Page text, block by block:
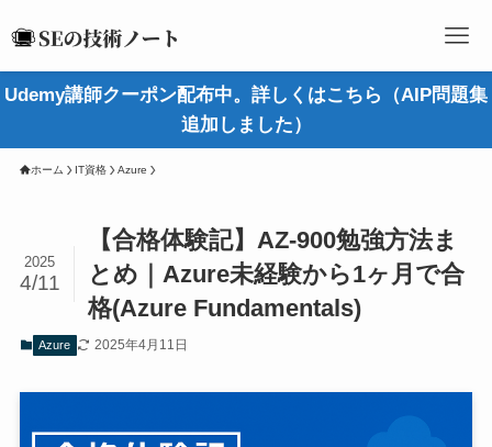
Udemy講師クーポン配布中。詳しくはこちら（AIP問題集
追加しました）
ホーム IT資格 Azure
【合格体験記】AZ-900勉強方法ま
とめ｜Azure未経験から1ヶ月で合
格(Azure Fundamentals)
2025
4/11
Azure 2025年4月11日